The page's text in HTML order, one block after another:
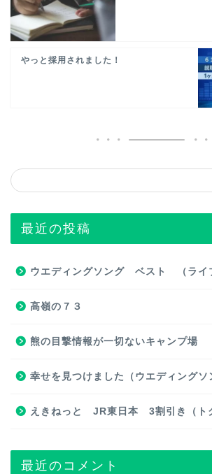
やっと採用されました！
最近の投稿
ウエディングソング ベスト （ライ
高嶺の７３
熊の目撃情報が一切ないキャンプ場
幸せを見つけました（ウエディングソ
えきねっと JR東日本 3割引き（ト
最近のコメント